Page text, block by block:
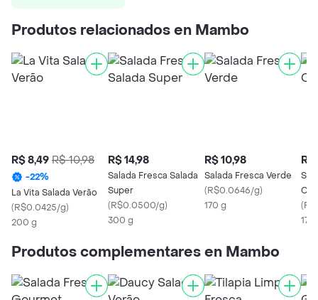
Produtos relacionados en Mambo
R$ 8,49 R$ 10,98
-22%
La Vita Salada Verão
(R$0.0425/g)
200 g
R$ 14,98
Salada Fresca Salada
Super
(R$0.0500/g)
300 g
R$ 10,98
Salada Fresca Verde
(R$0.0646/g)
170 g
R$
(
170
Produtos complementares en Mambo